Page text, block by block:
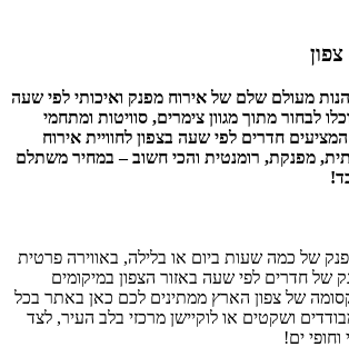
מעולם שלם של אירוח מפנק ואיכותי לפי שעה
לבחור מתוך מגוון צימרים, סוויטות ומתחמי
חדרים לפי שעה בצפון לחוויית אירוח
מפנקת, רומנטית והכי חשוב – במחיר משתלם
של כמה שעות ביום או בלילה, באווירה פרטית
של חדרים לפי שעה באזור הצפון במיקומים
של צפון הארץ ממתינים לכם כאן באתר בכל
ושקטים או לוקיישן מרכזי בלב העיר, לצד
ים!